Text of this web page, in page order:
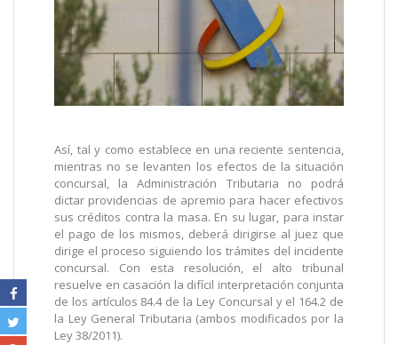
Así, tal y como establece en una reciente sentencia,
mientras no se levanten los efectos de la situación
concursal, la Administración Tributaria no podrá
dictar providencias de apremio para hacer efectivos
sus créditos contra la masa. En su lugar, para instar
el pago de los mismos, deberá dirigirse al juez que
dirige el proceso siguiendo los trámites del incidente
concursal. Con esta resolución, el alto tribunal
resuelve en casación la difícil interpretación conjunta
de los artículos 84.4 de la Ley Concursal y el 164.2 de
la Ley General Tributaria (ambos modificados por la
Ley 38/2011).